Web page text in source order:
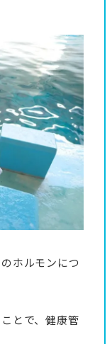
ホルモンにつ
とで、健康管